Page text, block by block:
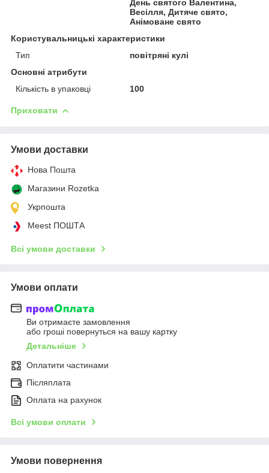
День святого Валентина,
Весілля, Дитяче свято,
Анімоване свято
Користувальницькі характеристики
Тип
повітряні кулі
Основні атрибути
Кількість в упаковці
100
Приховати
Умови доставки
Нова Пошта
Магазини Rozetka
Укрпошта
Meest ПОШТА
Всі умови доставки
Умови оплати
Ви отримаєте замовлення
або гроші повернуться на вашу картку
Детальніше
Оплатити частинами
Післяплата
Оплата на рахунок
Всі умови оплати
Умови повернення